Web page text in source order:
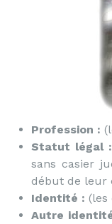
Profession :
Statut légal :
sans casier
début de leur
Identité : (les
Autre